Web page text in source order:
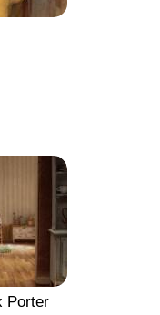
Porter